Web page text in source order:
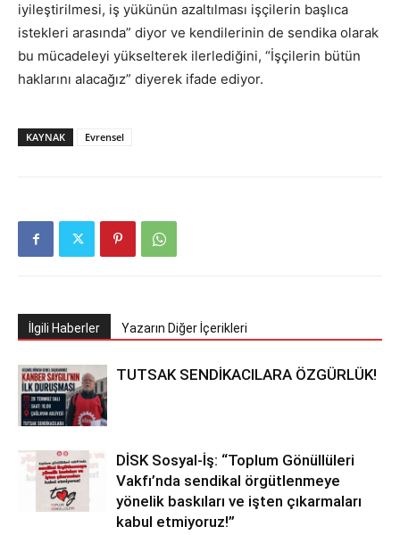
iyileştirilmesi, iş yükünün azaltılması işçilerin başlıca
istekleri arasında” diyor ve kendilerinin de sendika olarak
bu mücadeleyi yükselterek ilerlediğini, “İşçilerin bütün
haklarını alacağız” diyerek ifade ediyor.
KAYNAK Evrensel
İlgili Haberler Yazarın Diğer İçerikleri
TUTSAK SENDİKACILARA ÖZGÜRLÜK!
DİSK Sosyal-İş: “Toplum Gönüllüleri
Vakfı’nda sendikal örgütlenmeye
yönelik baskıları ve işten çıkarmaları
kabul etmiyoruz!”